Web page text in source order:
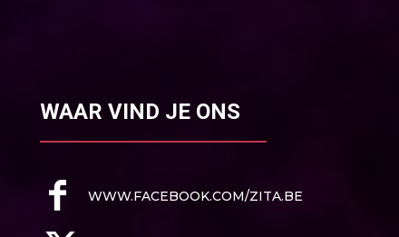
WAAR VIND JE ONS
WWW.FACEBOOK.COM/ZITA.BE